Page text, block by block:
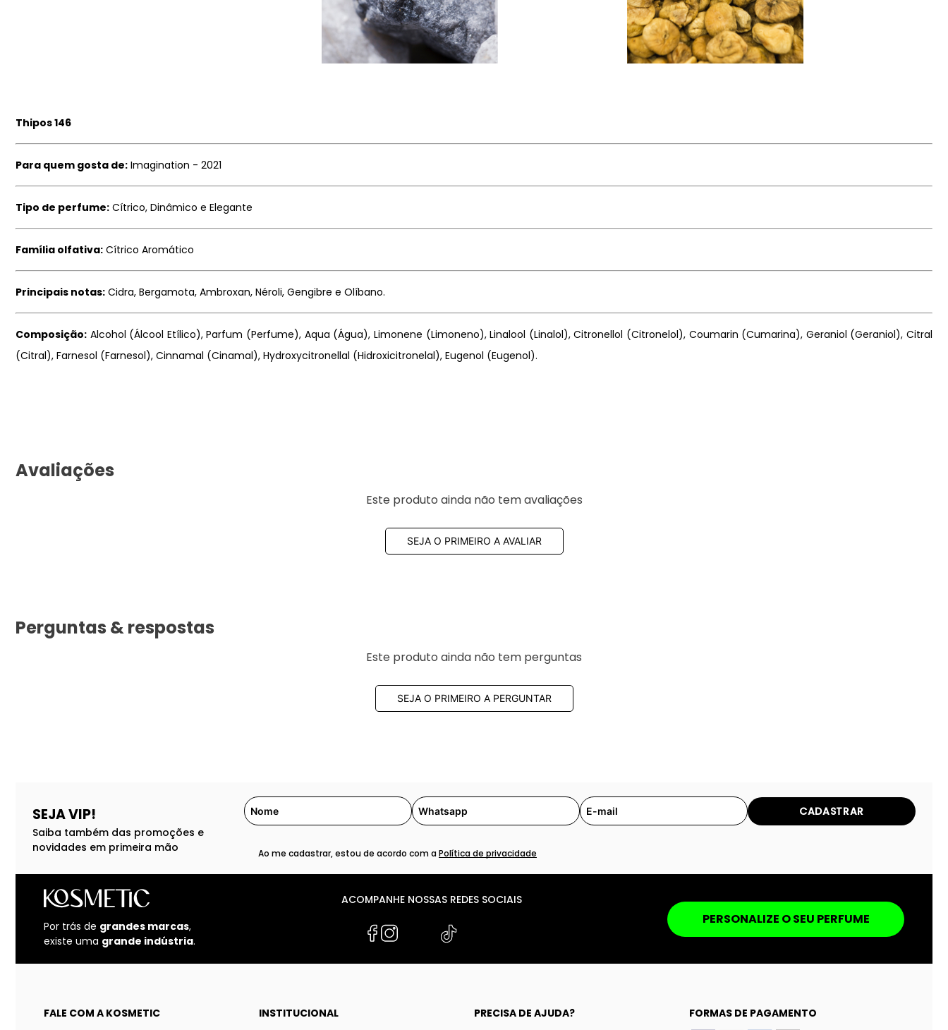
Thipos 146
Para quem gosta de: Imagination - 2021
Tipo de perfume: Cítrico, Dinâmico e Elegante
Família olfativa: Cítrico Aromático
Principais notas: Cidra, Bergamota, Ambroxan, Néroli, Gengibre e Olíbano.
Composição: Alcohol (Álcool Etílico), Parfum (Perfume), Aqua (Água), Limonene (Limoneno), Linalool (Linalol), Citronellol (Citronelol), Coumarin (Cumarina), Geraniol (Geraniol), Citral
(Citral), Farnesol (Farnesol), Cinnamal (Cinamal), Hydroxycitronellal (Hidroxicitronelal), Eugenol (Eugenol).
Avaliações
Este produto ainda não tem avaliações
SEJA O PRIMEIRO A AVALIAR
Perguntas & respostas
Este produto ainda não tem perguntas
SEJA O PRIMEIRO A PERGUNTAR
SEJA VIP!
Saiba também das promoções e
novidades em primeira mão
CADASTRAR
Ao me cadastrar, estou de acordo com aPolítica de privacidade
Por trás de grandes marcas,
existe uma grande indústria.
ACOMPANHE NOSSAS REDES SOCIAIS
PERSONALIZE O SEU PERFUME
FALE COM A KOSMETIC INSTITUCIONAL PRECISA DE AJUDA? FORMAS DE PAGAMENTO